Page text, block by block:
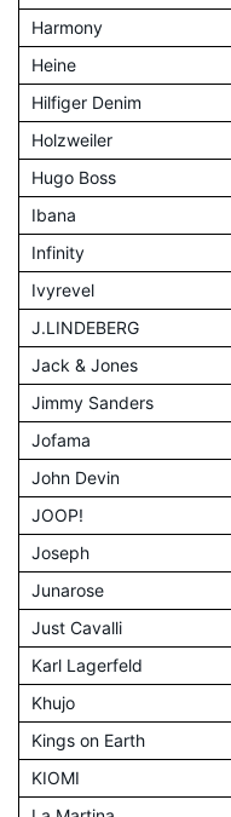
Harmony
Heine
Hilfiger Denim
Holzweiler
Hugo Boss
Ibana
Infinity
Ivyrevel
J.LINDEBERG
Jack & Jones
Jimmy Sanders
Jofama
John Devin
JOOP!
Joseph
Junarose
Just Cavalli
Karl Lagerfeld
Khujo
Kings on Earth
KIOMI